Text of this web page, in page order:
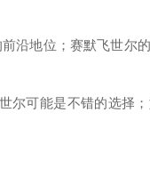
沿地位；赛默飞世尔
尔可能是不错的选择